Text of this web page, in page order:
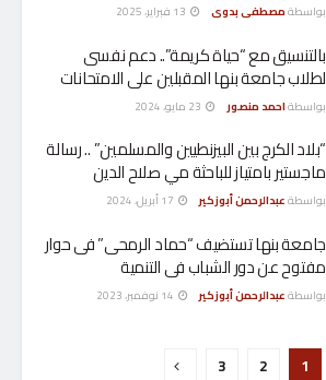
بواسطةمصطفى بدوى
بالتنسيق مع “حياة كريمة”.. دعم نفسى
لطلاب جامعة بنها المقبلين على الامتحانات
بواسطةاحمد منصور
“بلاد الكرج بين البيزنطيين والمسلمين” .. رسالة
ماجستير بامتياز للباحثة مي صلاح الدين
بواسطةعبدالرحمن أبوزكير
جامعة بنها تستضيف “حماد الرمحى” فى حوار
مفتوح عن دور الشباب فى التنمية
بواسطةعبدالرحمن أبوزكير
1
2
3